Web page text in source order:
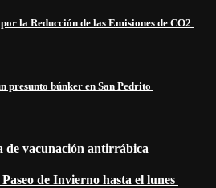
la Reducción de las Emisiones de CO2
presunto búnker en San Pedrito
de vacunación antirrábica
de Invierno hasta el lunes